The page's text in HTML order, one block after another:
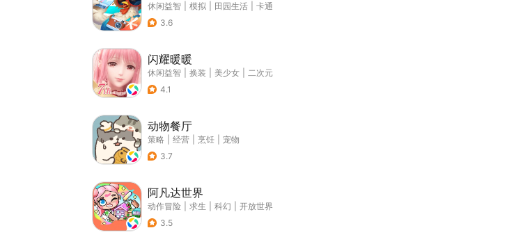
休闲益智 模拟 田园生活
卡通
3.6
闪耀暖暖
休闲益智 换装 美少女
二次元
4.1
动物餐厅
策略 经营 烹饪
宠物
3.7
阿凡达世界
动作冒险 求生 科幻
开放世界
3.5